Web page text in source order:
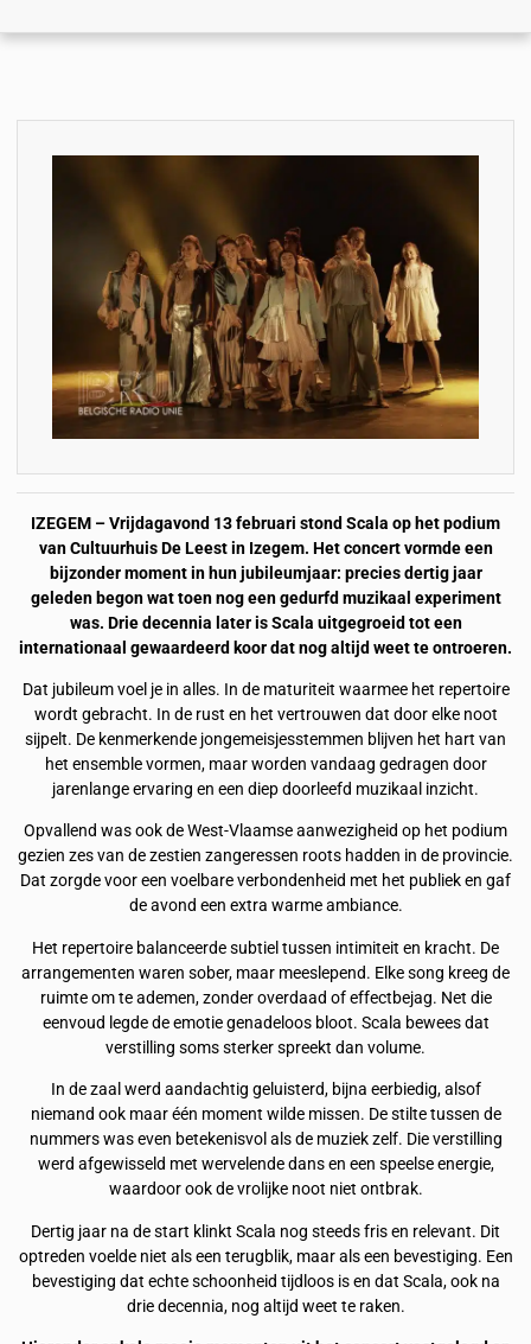
IZEGEM – Vrijdagavond 13 februari stond Scala op het podium
van Cultuurhuis De Leest in Izegem. Het concert vormde een
bijzonder moment in hun jubileumjaar: precies dertig jaar
geleden begon wat toen nog een gedurfd muzikaal experiment
was. Drie decennia later is Scala uitgegroeid tot een
internationaal gewaardeerd koor dat nog altijd weet te ontroeren.
Dat jubileum voel je in alles. In de maturiteit waarmee het repertoire
wordt gebracht. In de rust en het vertrouwen dat door elke noot
sijpelt. De kenmerkende jongemeisjesstemmen blijven het hart van
het ensemble vormen, maar worden vandaag gedragen door
jarenlange ervaring en een diep doorleefd muzikaal inzicht.
Opvallend was ook de West-Vlaamse aanwezigheid op het podium
gezien zes van de zestien zangeressen roots hadden in de provincie.
Dat zorgde voor een voelbare verbondenheid met het publiek en gaf
de avond een extra warme ambiance.
Het repertoire balanceerde subtiel tussen intimiteit en kracht. De
arrangementen waren sober, maar meeslepend. Elke song kreeg de
ruimte om te ademen, zonder overdaad of effectbejag. Net die
eenvoud legde de emotie genadeloos bloot. Scala bewees dat
verstilling soms sterker spreekt dan volume.
In de zaal werd aandachtig geluisterd, bijna eerbiedig, alsof
niemand ook maar één moment wilde missen. De stilte tussen de
nummers was even betekenisvol als de muziek zelf. Die verstilling
werd afgewisseld met wervelende dans en een speelse energie,
waardoor ook de vrolijke noot niet ontbrak.
Dertig jaar na de start klinkt Scala nog steeds fris en relevant. Dit
optreden voelde niet als een terugblik, maar als een bevestiging. Een
bevestiging dat echte schoonheid tijdloos is en dat Scala, ook na
drie decennia, nog altijd weet te raken.